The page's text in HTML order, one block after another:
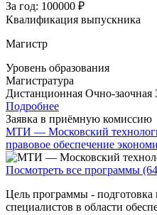
За год: 100000 ₽
Квалификация выпускника
Магистр
Уровень образования
Магистратура
Дистанционная Очно-заочная
Подробнее
Заявка в приёмную комиссию
МТИ — Московский
правовое обеспечение
Посмотреть все программы
Цель программы -
специалистов в области